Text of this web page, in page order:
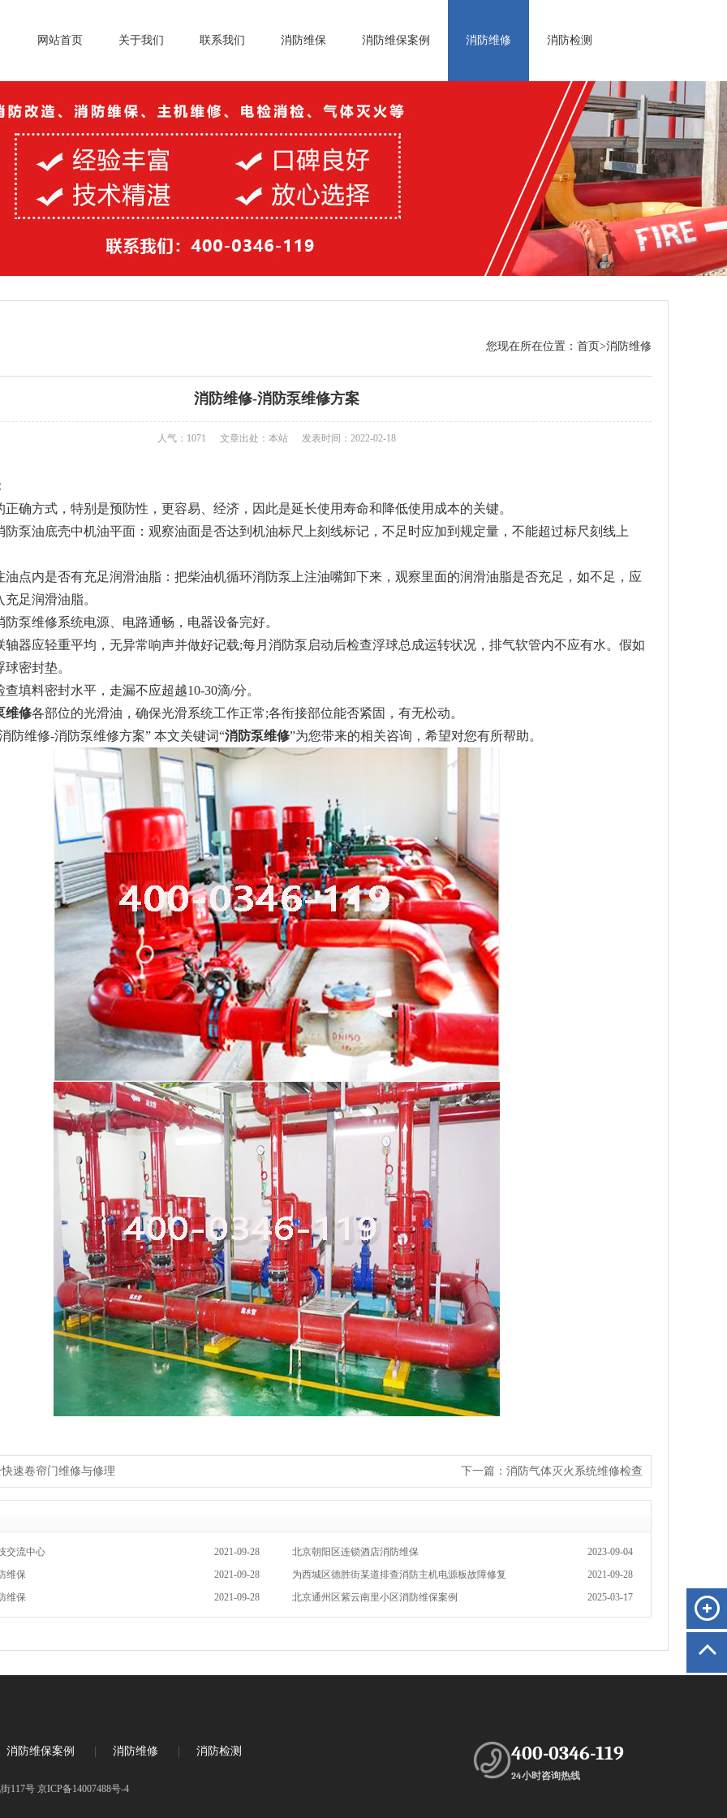
网站首页 关于我们 联系我们 消防维保 消防维保案例 消防维修 消防检测
您现在所在位置： 首页>消防维修
消防维修-消防泵维修方案
人气：1071 文章出处：本站 发表时间：2022-02-18
方式，特别是预防性，更容易、经济，因此是延长使用寿命和降低使用成本的关键。
油底壳中机油平面：观察油面是否达到机油标尺上刻线标记，不足时应加到规定量，不能超过标尺刻线上
内是否有充足润滑油脂：把柴油机循环消防泵上注油嘴卸下来，观察里面的润滑油脂是否充足，如不足，应
足润滑油脂。
维修系统电源、电路通畅，电器设备完好。
应轻重平均，无异常响声并做好记载;每月消防泵启动后检查浮球总成运转状况，排气软管内不应有水。假如
密封垫。
料密封水平，走漏不应超越10-30滴/分。
维修各部位的光滑油，确保光滑系统工作正常;各衔接部位能否紧固，有无松动。
维修-消防泵维修方案” 本文关键词“消防泵维修”为您带来的相关咨询，希望对您有所帮助。
速卷帘门维修与修理 下一篇： 消防气体灭火系统维修检查
2021-09-28
交流中心 2023-09-04
北京朝阳区连锁酒店消防维保
2021-09-28
维保 2021-09-28
为西城区德胜街某道排查消防主机电源板故障修复
2021-09-28
维保 2025-03-17
北京通州区紫云南里小区消防维保案例
消防维保案例 消防维修 消防检测
117号 京ICP备14007488号-4
400-0346-119
24小时咨询热线